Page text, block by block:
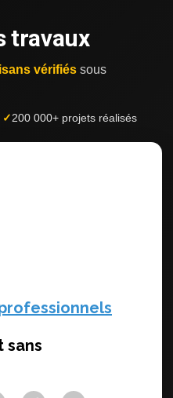
travaux
vérifiéssous
✓ 200 000+ projets réalisés